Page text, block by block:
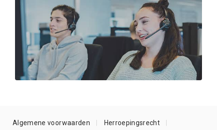
Algemene voorwaarden Herroepingsrecht